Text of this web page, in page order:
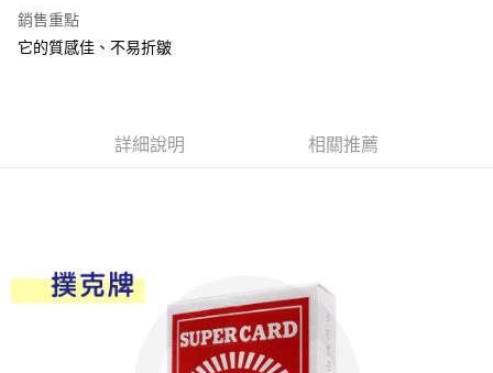
街口支付
悠遊付
AFTEE先享後付
３．安心：先確認商品／服務後，再付款。
【「AFTEE先享後付」結帳流程】
１．於結帳方式選擇「AFTEE先享後付」後，將跳轉至「AFTEE先享後付」
結帳頁面，進行簡訊認證並確認金額後，即可完成結帳。
全家取貨付款
每筆NT$60，滿NT$599(含以上)免運費
銷售重點
它的質感佳、不易折皺
詳細說明 相關推薦